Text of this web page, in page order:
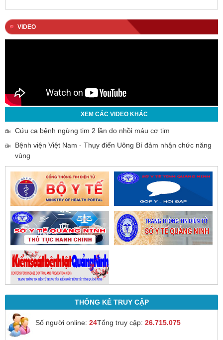
VIDEO
XEM CÁC VIDEO KHÁC
Cứu ca bệnh ngừng tim 2 lần do nhồi máu cơ tim
Bệnh viện Việt Nam - Thụy điển Uông Bí đảm nhận chức năng
vùng
THỐNG KÊ TRUY CẬP
Số người online: 24Tổng truy cập: 26.715.075